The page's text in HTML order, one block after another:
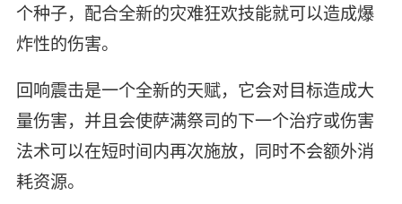
个种子，配合全新的灾难狂欢技能就可以造成爆
炸性的伤害。
回响震击是一个全新的天赋，它会对目标造成大
量伤害，并且会使萨满祭司的下一个治疗或伤害
法术可以在短时间内再次施放，同时不会额外消
耗资源。